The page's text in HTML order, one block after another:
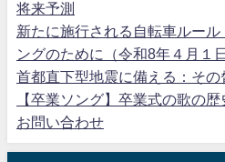
将来予測
新たに施行される自転車ルール
ングのために（令和8年４月１
首都直下型地震に備える：その
【卒業ソング】卒業式の歌の
お問い合わせ